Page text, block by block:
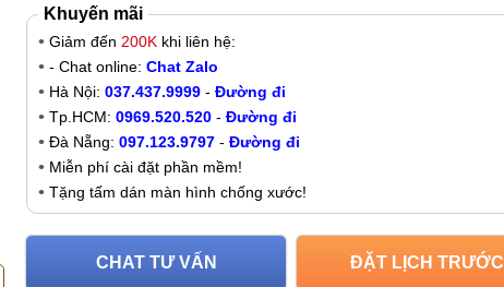
Khuyến mãi
Giảm đến 200K khi liên hệ:
- Chat online: Chat Zalo
Hà Nội: 037.437.9999 - Đường đi
Tp.HCM: 0969.520.520 - Đường đi
Đà Nẵng: 097.123.9797 - Đường đi
Miễn phí cài đặt phần mềm!
Tặng tấm dán màn hình chống xước!
CHAT TƯ VẤN ĐẶT LỊCH TRƯỚC